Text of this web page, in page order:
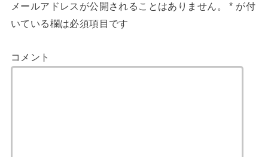
メールアドレスが公開されることはありません。 * が付
いている欄は必須項目です
コメント